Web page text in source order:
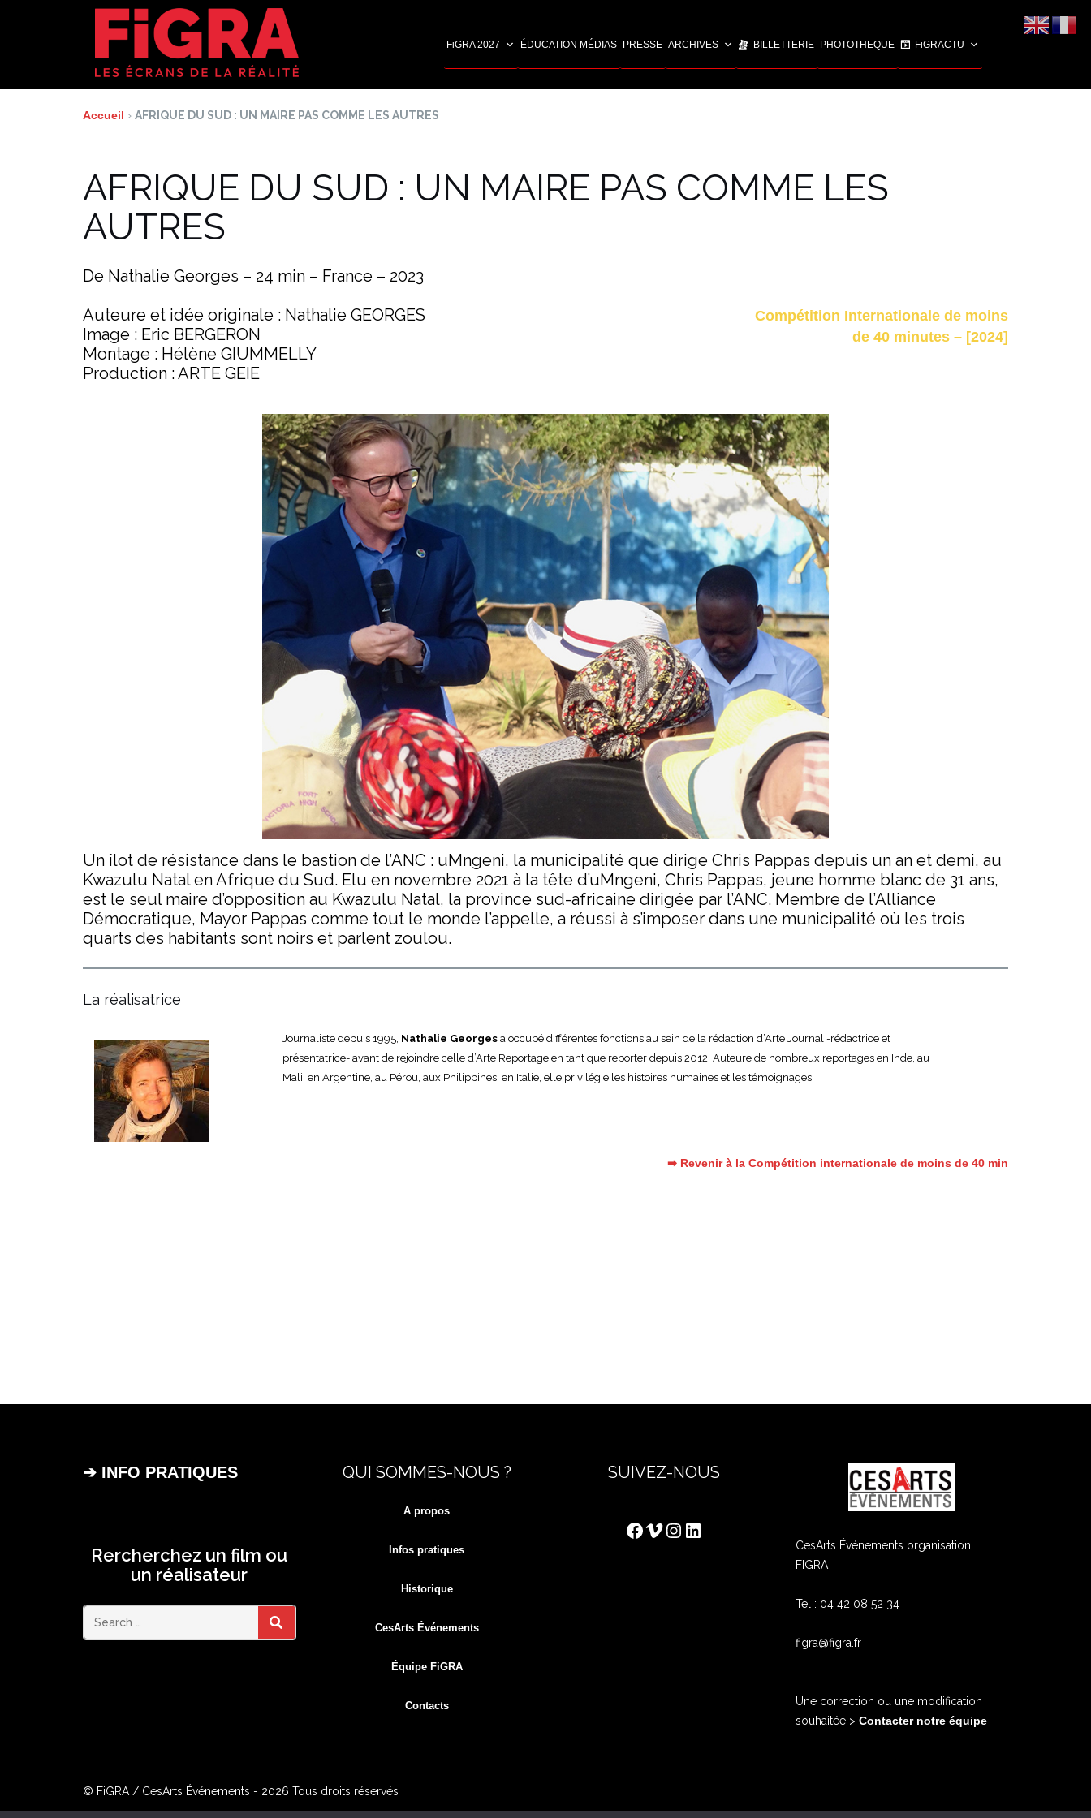
FiGRA 2027 ÉDUCATION MÉDIAS PRESSE ARCHIVES BILLETTERIE PHOTOTHEQUE FiGRACTU
Accueil › AFRIQUE DU SUD : UN MAIRE PAS COMME LES AUTRES
AFRIQUE DU SUD : UN MAIRE PAS COMME LES
AUTRES
De Nathalie Georges – 24 min – France – 2023
Auteure et idée originale : Nathalie GEORGES
Image : Eric BERGERON
Montage : Hélène GIUMMELLY
Production : ARTE GEIE
Compétition Internationale de moins
de 40 minutes – [2024]
Un îlot de résistance dans le bastion de l’ANC : uMngeni, la municipalité que dirige Chris Pappas depuis un an et demi, au
Kwazulu Natal en Afrique du Sud. Elu en novembre 2021 à la tête d’uMngeni, Chris Pappas, jeune homme blanc de 31 ans,
est le seul maire d’opposition au Kwazulu Natal, la province sud-africaine dirigée par l’ANC. Membre de l’Alliance
Démocratique, Mayor Pappas comme tout le monde l’appelle, a réussi à s’imposer dans une municipalité où les trois
quarts des habitants sont noirs et parlent zoulou.
La réalisatrice
Journaliste depuis 1995, Nathalie Georges a occupé différentes fonctions au sein de la rédaction d’Arte Journal -rédactrice et
présentatrice- avant de rejoindre celle d’Arte Reportage en tant que reporter depuis 2012. Auteure de nombreux reportages en Inde, au
Mali, en Argentine, au Pérou, aux Philippines, en Italie, elle privilégie les histoires humaines et les témoignages.
➡ Revenir à la Compétition internationale de moins de 40 min
➔ INFO PRATIQUES
Rercherchez un film ou
un réalisateur
Search SEARCH
QUI SOMMES-NOUS ?
A propos
Infos pratiques
Historique
CesArts Événements
Équipe FiGRA
Contacts
SUIVEZ-NOUS
Facebook
Vimeo
Instagram
LinkedIn
CesArts Événements organisation
FIGRA
Tel : 04 42 08 52 34
figra@figra.fr
Une correction ou une modification
souhaitée > Contacter notre équipe
© FiGRA / CesArts Événements - 2026 Tous droits réservés